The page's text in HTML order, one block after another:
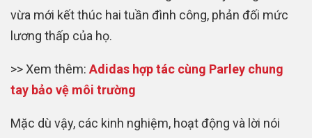
vừa mới kết thúc hai tuần đình công, phản đối mức
lương thấp của họ.
>> Xem thêm: Adidas hợp tác cùng Parley chung
tay bảo vệ môi trường
Mặc dù vậy, các kinh nghiệm, hoạt động và lời nói